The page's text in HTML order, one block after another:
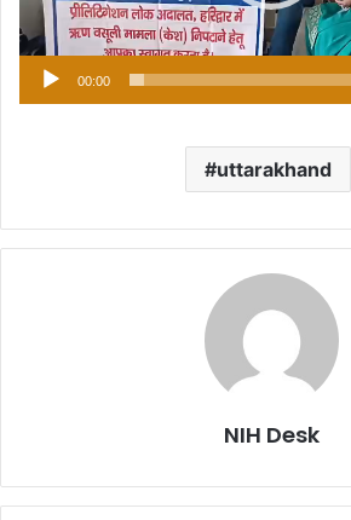
00:00
uttarakhand
NIH Desk